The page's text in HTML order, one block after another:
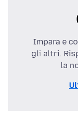
Impara e
gli altri.
la